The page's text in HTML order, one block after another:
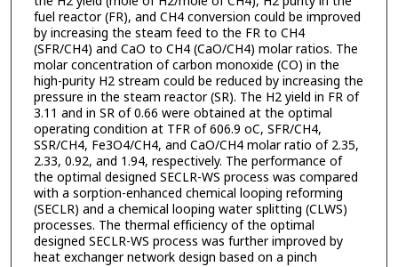
fuel reactor (FR), and CH4 conversion could be improved
by increasing the steam feed to the FR to CH4
(SFR/CH4) and CaO to CH4 (CaO/CH4) molar ratios. The
molar concentration of carbon monoxide (CO) in the
high-purity H2 stream could be reduced by increasing the
pressure in the steam reactor (SR). The H2 yield in FR of
3.11 and in SR of 0.66 were obtained at the optimal
operating condition at TFR of 606.9 oC, SFR/CH4,
SSR/CH4, Fe3O4/CH4, and CaO/CH4 molar ratio of 2.35,
2.33, 0.92, and 1.94, respectively. The performance of
the optimal designed SECLR-WS process was compared
with a sorption-enhanced chemical looping reforming
(SECLR) and a chemical looping water splitting (CLWS)
processes. The thermal efficiency of the optimal
designed SECLR-WS process was further improved by
heat exchanger network design based on a pinch